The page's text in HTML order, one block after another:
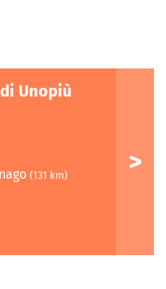
Unopiù
(131 km)